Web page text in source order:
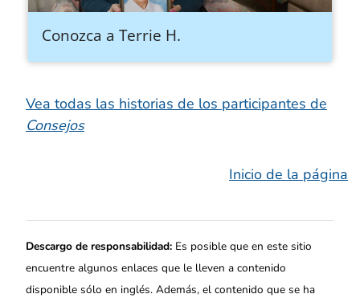
Conozca a Terrie H.
Vea todas las historias de los participantes de
Consejos
Inicio de la página
Descargo de responsabilidad: Es posible que en este sitio
encuentre algunos enlaces que le lleven a contenido
disponible sólo en inglés. Además, el contenido que se ha